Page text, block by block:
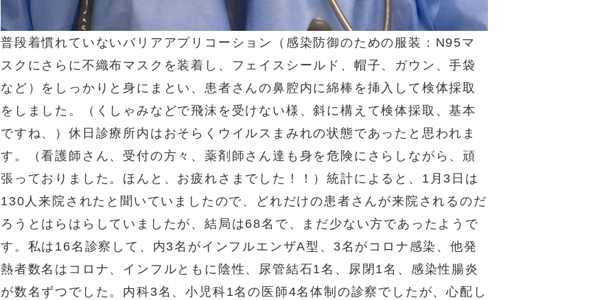
普段着慣れていないバリアアプリコーション（感染防御のための服装：N95マ
スクにさらに不織布マスクを装着し、フェイスシールド、帽子、ガウン、手袋
など）をしっかりと身にまとい、患者さんの鼻腔内に綿棒を挿入して検体採取
をしました。（くしゃみなどで飛沫を受けない様、斜に構えて検体採取、基本
ですね、）休日診療所内はおそらくウイルスまみれの状態であったと思われま
す。（看護師さん、受付の方々、薬剤師さん達も身を危険にさらしながら、頑
張っておりました。ほんと、お疲れさまでした！！）統計によると、1月3日は
130人来院されたと聞いていましたので、どれだけの患者さんが来院されるのだ
ろうとはらはらしていましたが、結局は68名で、まだ少ない方であったようで
す。私は16名診察して、内3名がインフルエンザA型、3名がコロナ感染、他発
熱者数名はコロナ、インフルともに陰性、尿管結石1名、尿閉1名、感染性腸炎
が数名ずつでした。内科3名、小児科1名の医師4名体制の診察でしたが、心配し